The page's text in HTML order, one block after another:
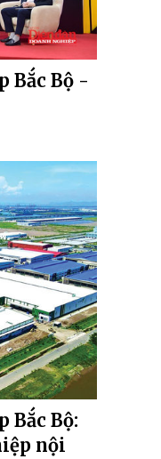
Bắc Bộ -
Bắc Bộ:
nội